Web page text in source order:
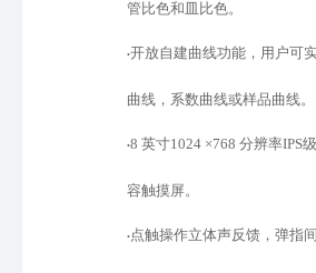
管比色和皿比色。
•开放自建曲线功能，用户可
曲线，系数曲线或样品曲线。
•8 英寸1024 ×768 分辨率IPS
容触摸屏。
•点触操作立体声反馈，弹指